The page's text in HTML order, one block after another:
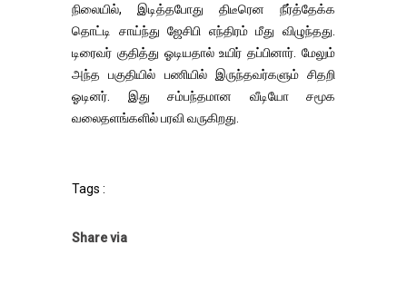
நிலையில், இடித்தபோது திடீரென நீர்த்தேக்க
தொட்டி சாய்ந்து ஜேசிபி எந்திரம் மீது விழுந்தது.
டிரைவர் குதித்து ஓடியதால் உயிர் தப்பினார். மேலும்
அந்த பகுதியில் பணியில் இருந்தவர்களும் சிதறி
ஓடினர். இது சம்பந்தமான வீடியோ சமூக
வலைதளங்களில் பரவி வருகிறது.
Tags :
Share via